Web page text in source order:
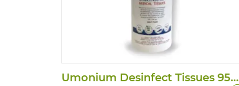
Umonium Desinfect Tissues 95ST